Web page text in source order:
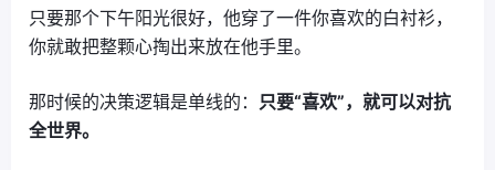
只要那个下午阳光很好，他穿了一件你喜欢的白衬衫，
你就敢把整颗心掏出来放在他手里。
那时候的决策逻辑是单线的： 只要“喜欢”，就可以对抗
全世界。